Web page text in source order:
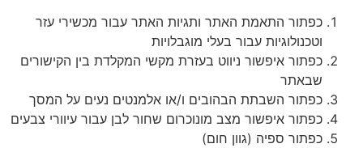
כפתור התאמת האתר ותגיות האתר עבור מכשירי עזר
וטכנולוגיות עבור בעלי מוגבלויות
כפתור איפשור ניווט בעזרת מקשי המקלדת בין הקישורים
שבאתר
כפתור השבתת הבהובים ו/או אלמנטים נעים על המסך
כפתור איפשור מצב מונוכרום שחור לבן עבור עיוורי צבעים
כפתור ספיה (גוון חום)